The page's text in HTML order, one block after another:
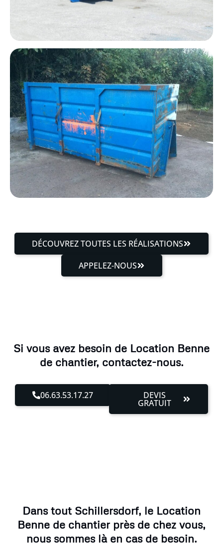
DÉCOUVREZ TOUTES LES RÉALISATIONS
APPELEZ-NOUS
Si vous avez besoin de Location Benne
de chantier, contactez-nous.
06.63.53.17.27 DEVIS
GRATUIT
Dans tout Schillersdorf, le Location
Benne de chantier près de chez vous,
nous sommes là en cas de besoin.